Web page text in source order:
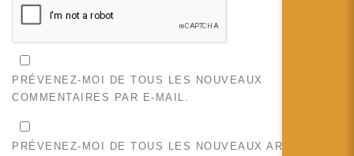
PRÉVENEZ-MOI DE TOUS LES NOUVEAUX
COMMENTAIRES PAR E-MAIL.
PRÉVENEZ-MOI DE TOUS LES NOUVEAUX ARTICLES